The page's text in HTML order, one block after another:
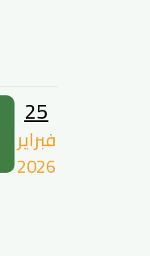
25
فبراير
2026